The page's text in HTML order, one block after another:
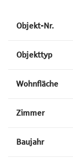
Objekt-Nr.
Objekttyp
Wohnfläche
Zimmer
Baujahr